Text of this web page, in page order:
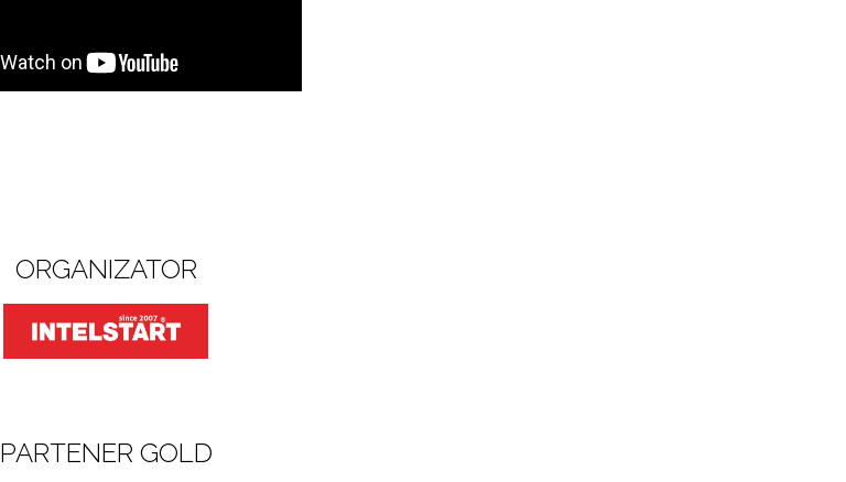
ORGANIZATOR
PARTENER GOLD